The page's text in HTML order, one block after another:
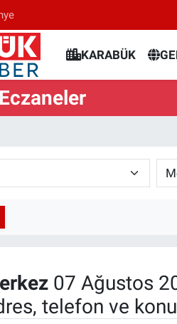
KARABÜK
07 Ağustos
telefon ve